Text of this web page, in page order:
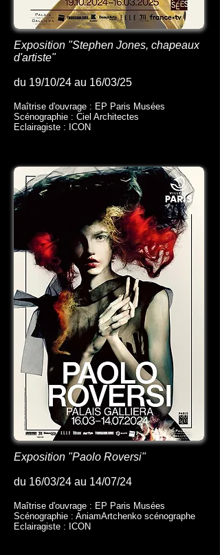
Exposition "Stephen Jones, chapeaux
d'artiste"
du 19/10/24 au 16/03/25
Maîtrise d'ouvrage : EP Paris Musées
Scénographie : Ciel Architectes
Eclairagiste : ICON
Exposition "Paolo Roversi"
du 16/03/24 au 14/07/24
Maîtrise d'ouvrage : EP Paris Musées
Scénographie : AniamArtchenko scénographe
Eclairagiste : ICON